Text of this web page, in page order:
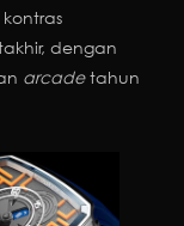
dengan
arcadetahun